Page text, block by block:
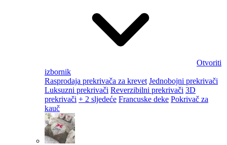
Otvoriti
izbornik
Rasprodaja prekrivača za krevet Jednobojni prekrivači
Luksuzni prekrivači Reverzibilni prekrivači 3D
prekrivači + 2 sljedeće Francuske deke Pokrivač za
kauč